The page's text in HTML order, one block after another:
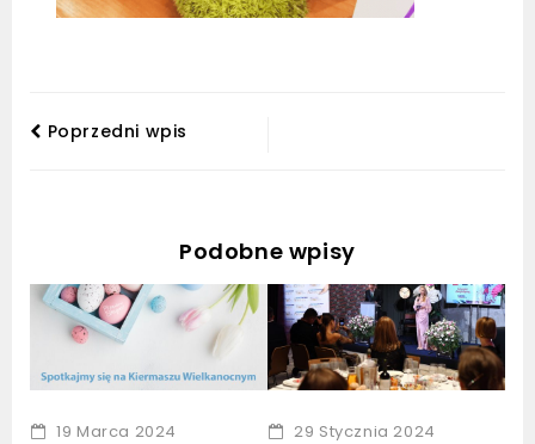
Poprzedni wpis
Podobne wpisy
19 Marca 2024 29 Stycznia 2024